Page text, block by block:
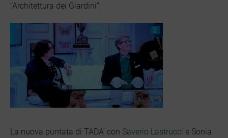
“Architettura dei Giardini”.
La nuova puntata di TADA’ con Saverio Lastrucci e Sonia